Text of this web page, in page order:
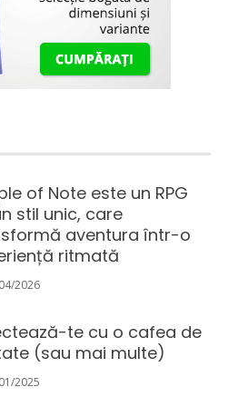
of Note este un RPG
stil unic, care
aventura într-o
ritmată
2026
te cu o cafea de
(sau mai multe)
2025